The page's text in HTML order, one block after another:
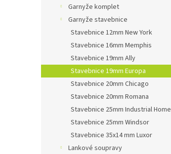
Garnyže komplet
Garnyže stavebnice
Stavebnice 12mm New York
Stavebnice 16mm Memphis
Stavebnice 19mm Ally
Stavebnice 19mm Europa
Stavebnice 20mm Chicago
Stavebnice 20mm Romana
Stavebnice 25mm Industrial Home
Stavebnice 25mm Windsor
Stavebnice 35x14 mm Luxor
Lankové soupravy